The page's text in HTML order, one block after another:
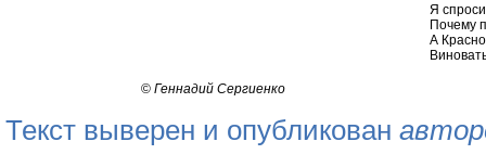
Я
Почему
А
© Геннадий Сергиенко
Текст выверен и опубликован